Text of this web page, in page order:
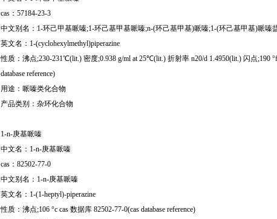
cas：57184-23-3
中文别名：1-环己甲基哌嗪;1-环己基甲基哌嗪;n-(环己基甲基)哌嗪;1-(环己基甲基)哌嗪
英文名：1-(cyclohexylmethyl)piperazine
性质：沸点;230-231℃(lit.) 密度;0.938 g/ml at 25℃(lit.) 折射率 n20/d 1.4950(lit.) 闪点;190
database reference)
用途：哌嗪类化合物
产品类别：杂环化合物
1-n-庚基哌嗪
中文名：1-n-庚基哌嗪
cas：82502-77-0
中文别名：1-n-庚基哌嗪
英文名：1-(1-heptyl)-piperazine
性质：沸点;106 °c cas 数据库 82502-77-0(cas database reference)